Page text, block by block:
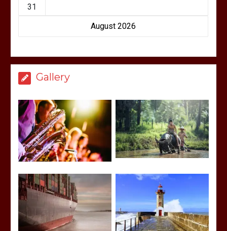
August 2026
31
Gallery